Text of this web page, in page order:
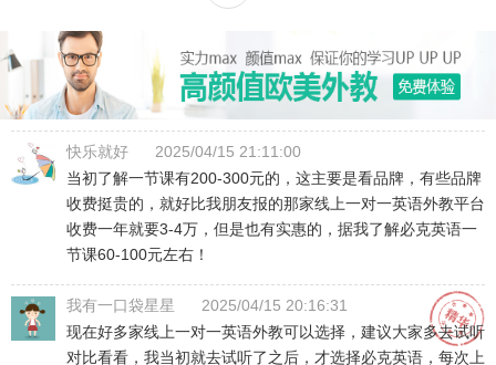
快乐就好
2025/04/15 21:11:00
当初了解一节课有200-300元的，这主要是看品牌，有些品牌
收费挺贵的，就好比我朋友报的那家线上一对一英语外教平台
收费一年就要3-4万，但是也有实惠的，据我了解必克英语一
节课60-100元左右！
我有一口袋星星
2025/04/15 20:16:31
现在好多家线上一对一英语外教可以选择，建议大家多去试听
对比看看，我当初就去试听了之后，才选择必克英语，每次上